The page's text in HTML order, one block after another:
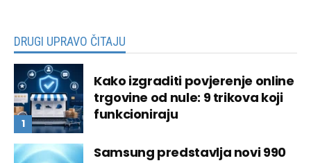
DRUGI UPRAVO ČITAJU
Kako izgraditi povjerenje online
trgovine od nule: 9 trikova koji
funkcioniraju
Samsung predstavlja novi 990